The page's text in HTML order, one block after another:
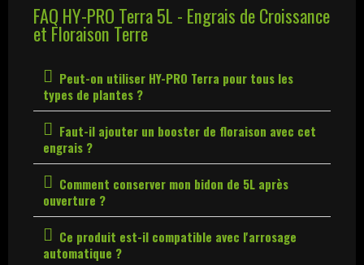
FAQ HY-PRO Terra 5L - Engrais de Croissance
et Floraison Terre
Peut-on utiliser HY-PRO Terra pour tous les
types de plantes ?
Faut-il ajouter un booster de floraison avec cet
engrais ?
Comment conserver mon bidon de 5L après
ouverture ?
Ce produit est-il compatible avec l'arrosage
automatique ?